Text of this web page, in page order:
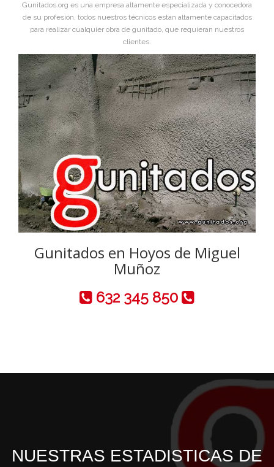
Gunitados.org es una empresa altamente especializada y conocedora
de su profesión, todos nuestros técnicos estan altamente capacitados
para realizar cualquier obra de gunitado, que requieran nuestros
clientes.
Gunitados en Hoyos de Miguel
Muñoz
632 345 850
NUESTRAS ESTADISTICAS DE